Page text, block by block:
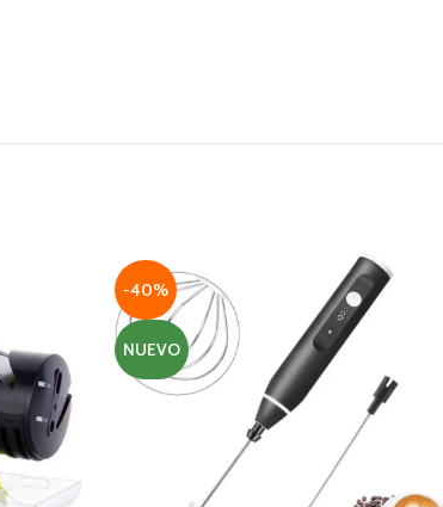
-40%
NUEVO